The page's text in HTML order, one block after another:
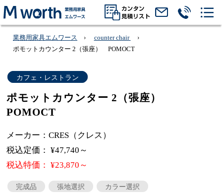
業務用家具エムワース
counter chair
ポモットカウンター 2（張座） POMOCT
カフェ・レストラン
ポモットカウンター 2（張座）
POMOCT
メーカー：CRES（クレス）
税込定価： ¥47,740～
税込特価： ¥23,870～
完成品 張地選択
カラー選択